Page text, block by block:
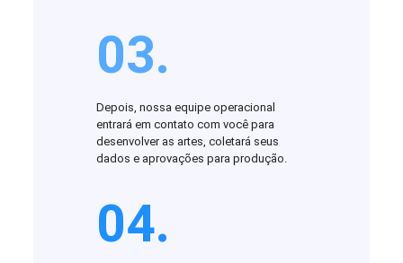
03.
Depois, nossa equipe operacional
entrará em contato com você para
desenvolver as artes, coletará seus
dados e aprovações para produção.
04.